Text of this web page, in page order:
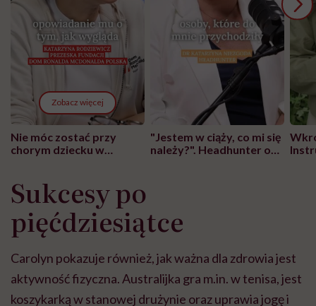
Zobacz więcej
Nie móc zostać przy
chorym dziecku w
może chyba tylko
głupota i brak
wyobraźni"
"Jestem w ciąży, co mi się
należy?". Headhunter o
Sukcesy po
pięćdziesiątce
Carolyn pokazuje również, jak ważna dla zdrowia jest
aktywność fizyczna. Australijka gra m.in. w tenisa, jest
koszykarką w stanowej drużynie oraz uprawia jogę i